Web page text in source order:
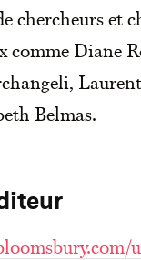
chercheurs et
Diane
Belmas.